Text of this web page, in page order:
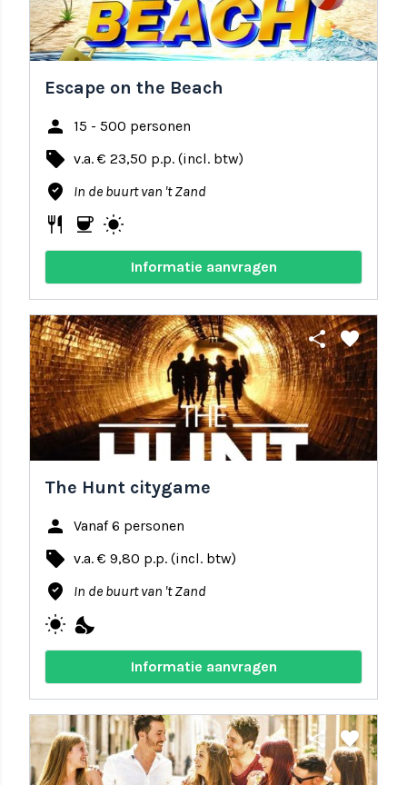
Escape on the Beach
person 15 - 500 personen
local_offer v.a. € 23,50 p.p. (incl. btw)
where_to_vote In de buurt van 't Zand
restaurant coffee wb_sunny
Informatie aanvragen
share favorite
The Hunt citygame
person Vanaf 6 personen
local_offer v.a. € 9,80 p.p. (incl. btw)
where_to_vote In de buurt van 't Zand
wb_sunny nights_stay
Informatie aanvragen
share favorite